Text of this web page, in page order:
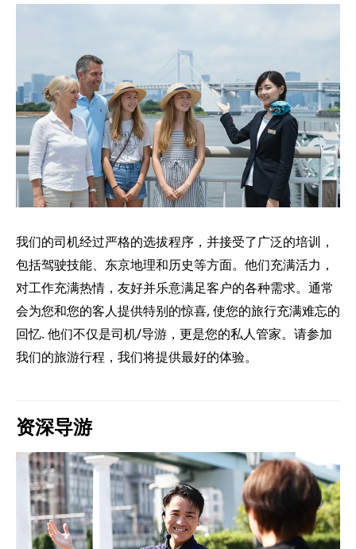
我们的司机经过严格的选拔程序，并接受了广泛的培训，
包括驾驶技能、东京地理和历史等方面。他们充满活力，
对工作充满热情，友好并乐意满足客户的各种需求。通常
会为您和您的客人提供特别的惊喜, 使您的旅行充满难忘的
回忆. 他们不仅是司机/导游，更是您的私人管家。请参加
我们的旅游行程，我们将提供最好的体验。
资深导游